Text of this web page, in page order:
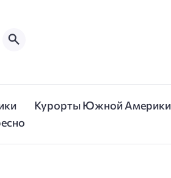
Курорты Южной Америки